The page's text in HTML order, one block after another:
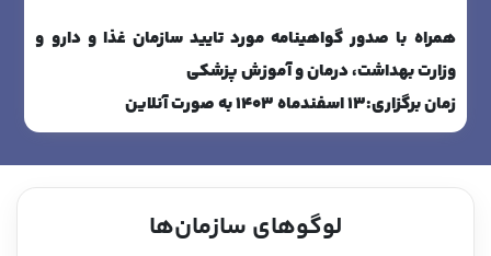
همراه با صدور گواهینامه مورد تایید سازمان غذا و دارو و
وزارت بهداشت، درمان و آموزش پزشکی
زمان برگزاری:13 اسفندماه 1403 به صورت آنلاین
لوگوهای سازمان‌ها